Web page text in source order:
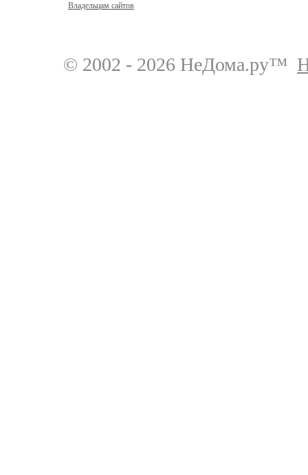
Владельцам сайтов
© 2002 - 2026 НеДома.ру™